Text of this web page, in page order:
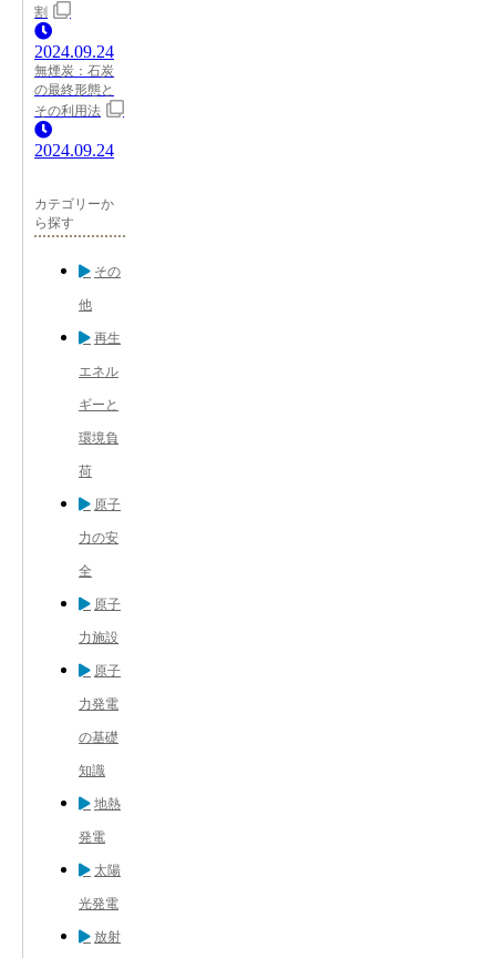
割
2024.09.24
無煙炭：石炭
の最終形態と
その利用法
2024.09.24
カテゴリーか
ら探す
その
他
再生
エネル
ギーと
環境負
荷
原子
力の安
全
原子
力施設
原子
力発電
の基礎
知識
地熱
発電
太陽
光発電
放射